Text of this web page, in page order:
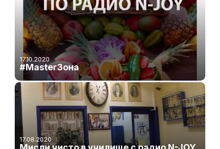
17.10.2020
#MasterЗона
17.08.2020